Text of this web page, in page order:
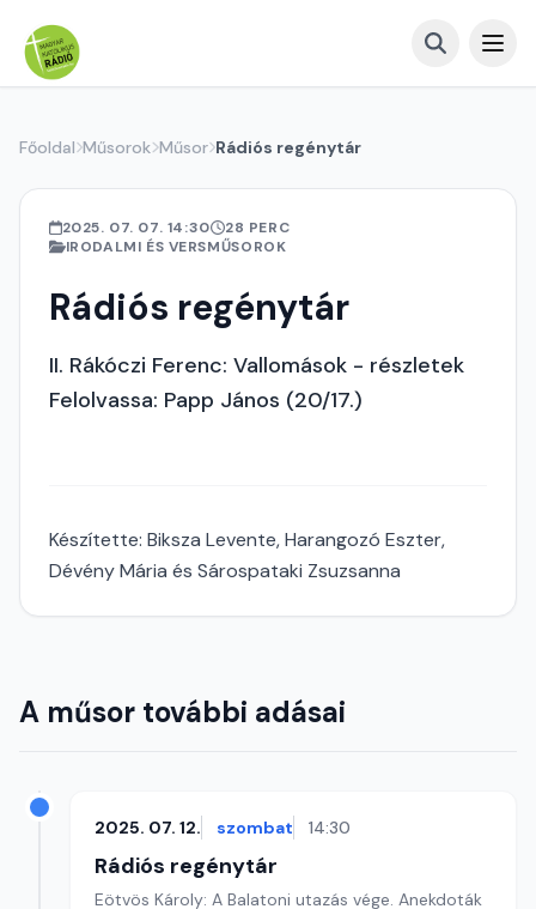
Főoldal Műsorok Műsor Rádiós regénytár
2025. 07. 07. 14:30
28 PERC
IRODALMI ÉS VERSMŰSOROK
Rádiós regénytár
II. Rákóczi Ferenc: Vallomások - részletek
Felolvassa: Papp János (20/17.)
Készítette: Biksza Levente, Harangozó Eszter,
Dévény Mária és Sárospataki Zsuzsanna
A műsor további adásai
2025. 07. 12. szombat 14:30
Rádiós regénytár
Eötvös Károly: A Balatoni utazás vége. Anekdoták